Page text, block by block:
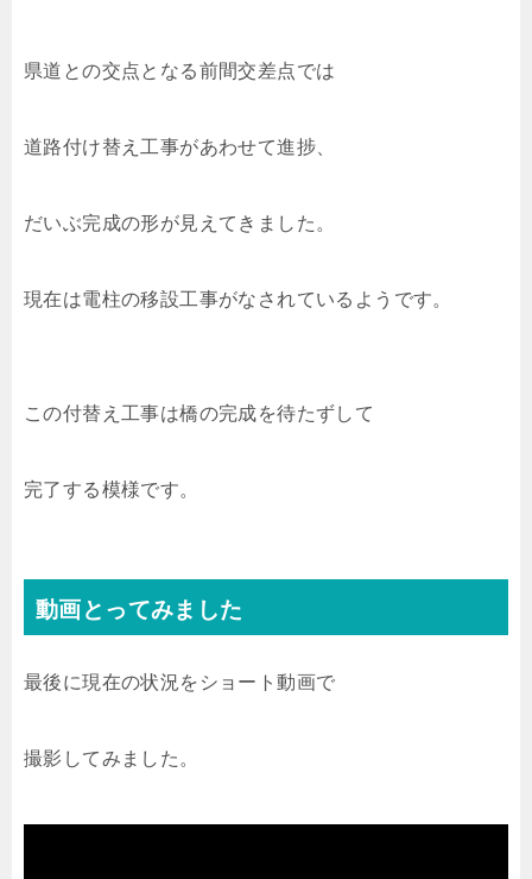
県道との交点となる前間交差点では
道路付け替え工事があわせて進捗、
だいぶ完成の形が見えてきました。
現在は電柱の移設工事がなされているようです。
この付替え工事は橋の完成を待たずして
完了する模様です。
動画とってみました
最後に現在の状況をショート動画で
撮影してみました。